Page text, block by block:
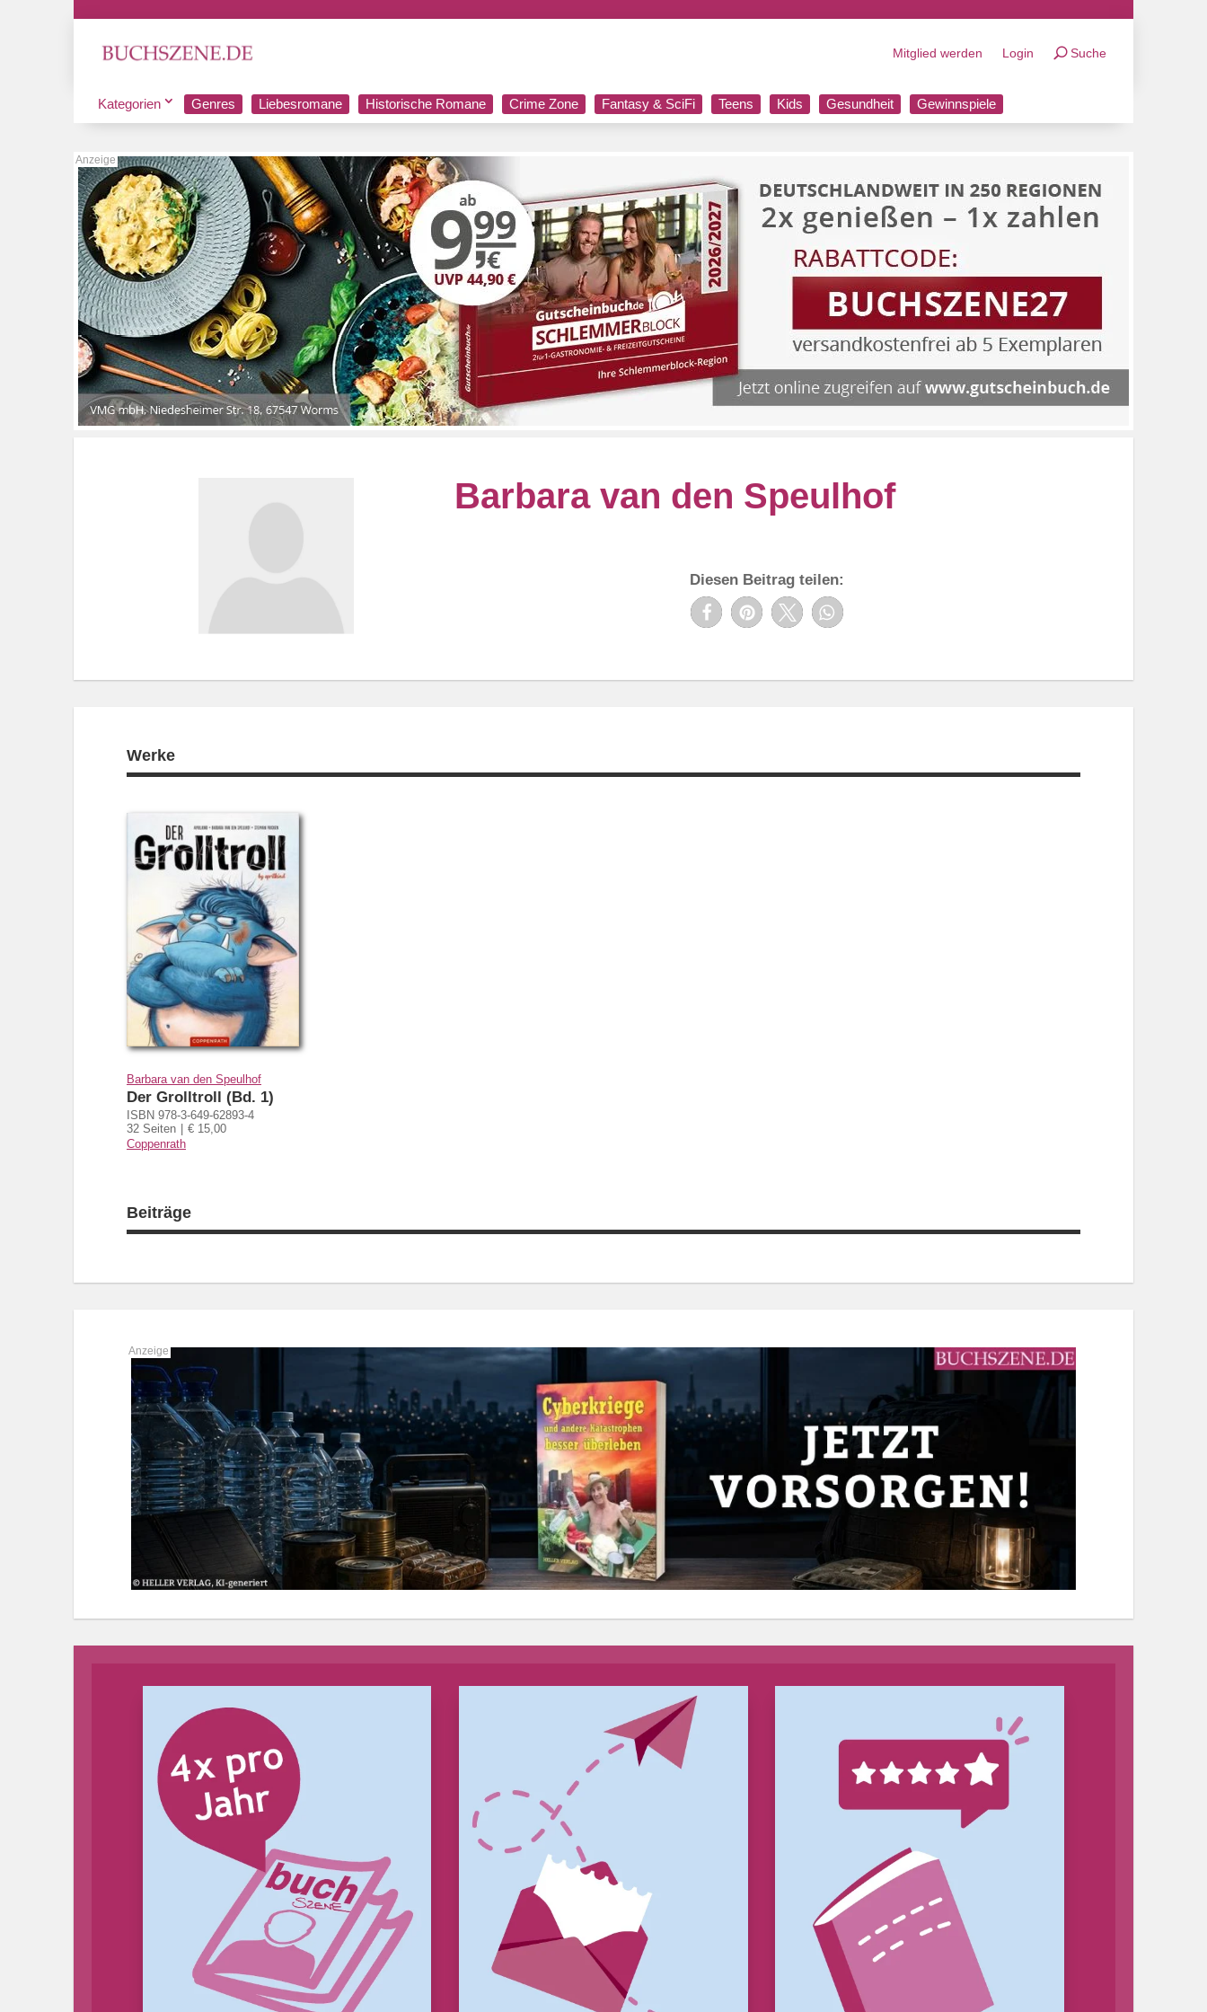
Mitglied werden Login Suche
Kategorien Genres Liebesromane Historische Romane Crime Zone Fantasy & SciFi Teens Kids Gesundheit Gewinnspiele
Barbara van den Speulhof
Diesen Beitrag teilen:
Werke
Barbara van den Speulhof
Der Grolltroll (Bd. 1)
ISBN 978-3-649-62893-4
32 Seiten
€ 15,00
Coppenrath
Beiträge